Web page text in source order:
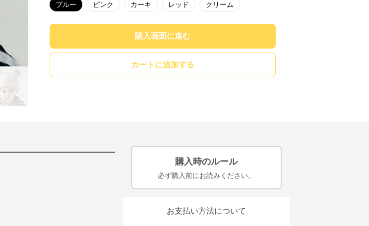
ブルー ピンク カーキ レッド クリーム
購入画面に進む
カートに追加する
購入時のルール
必ず購入前にお読みください。
お支払い方法について